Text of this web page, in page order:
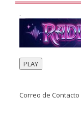
.
PLAY
Correo de Contacto